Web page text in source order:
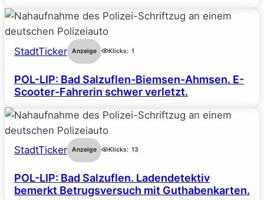
StadtTicker Anzeige Klicks: 1
POL-LIP: Bad Salzuflen-Biemsen-Ahmsen. E-
Scooter-Fahrerin schwer verletzt.
StadtTicker Anzeige Klicks: 13
POL-LIP: Bad Salzuflen. Ladendetektiv
bemerkt Betrugsversuch mit Guthabenkarten.